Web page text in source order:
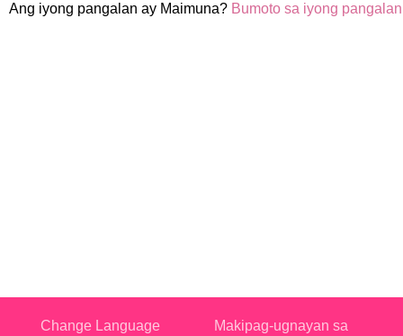
Ang iyong pangalan ay Maimuna? Bumoto sa iyong pangalan
Change Language Makipag-ugnayan sa